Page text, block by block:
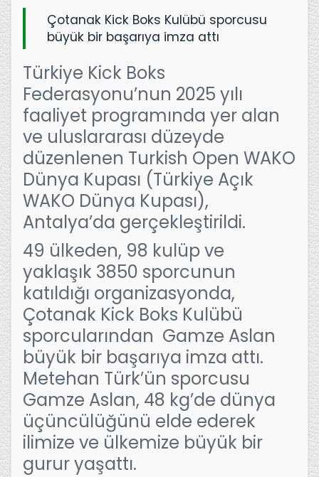
Çotanak Kick Boks Kulübü sporcusu
büyük bir başarıya imza attı
Türkiye Kick Boks
Federasyonu’nun 2025 yılı
faaliyet programında yer alan
ve uluslararası düzeyde
düzenlenen Turkish Open WAKO
Dünya Kupası (Türkiye Açık
WAKO Dünya Kupası),
Antalya’da gerçekleştirildi.
49 ülkeden, 98 kulüp ve
yaklaşık 3850 sporcunun
katıldığı organizasyonda,
Çotanak Kick Boks Kulübü
sporcularından Gamze Aslan
büyük bir başarıya imza attı.
Metehan Türk’ün sporcusu
Gamze Aslan, 48 kg’de dünya
üçüncülüğünü elde ederek
ilimize ve ülkemize büyük bir
gurur yaşattı.